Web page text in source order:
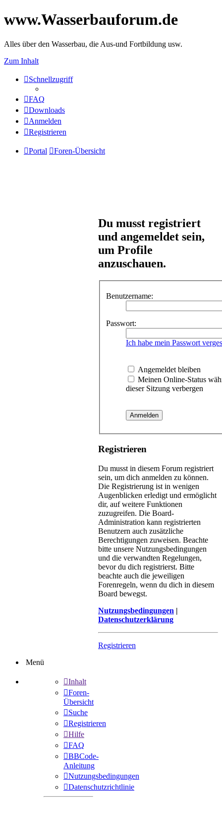
www.Wasserbauforum.de
Alles über den Wasserbau, die Aus-und Fortbildung usw.
Zum Inhalt
Schnellzugriff
FAQ
Downloads
Anmelden
Registrieren
Portal Foren-Übersicht
Du musst registriert
und angemeldet sein,
um Profile
anzuschauen.
Benutzername:
Passwort:
Ich habe mein Passwort
Angemeldet bleiben
Meinen Online-Status
dieser Sitzung verbergen
Registrieren
Du musst in diesem Forum registriert
sein, um dich anmelden zu können.
Die Registrierung ist in wenigen
Augenblicken erledigt und ermöglicht
dir, auf weitere Funktionen
zuzugreifen. Die Board-
Administration kann registrierten
Benutzern auch zusätzliche
Berechtigungen zuweisen. Beachte
bitte unsere Nutzungsbedingungen
und die verwandten Regelungen,
bevor du dich registrierst. Bitte
beachte auch die jeweiligen
Forenregeln, wenn du dich in diesem
Board bewegst.
Nutzungsbedingungen |
Datenschutzerklärung
Registrieren
Menü
Inhalt
Foren-
Übersicht
Suche
Registrieren
Hilfe
FAQ
BBCode-
Anleitung
Nutzungsbedingungen
Datenschutzrichtlinie